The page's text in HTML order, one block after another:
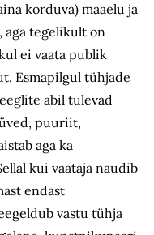
korduva) maaelu ja
aga tegelikult on
ei vaata publik
Esmapilgul tühjade
abil tulevad
puuriit,
aga ka
kui vaataja naudib
endast
vastu tühja